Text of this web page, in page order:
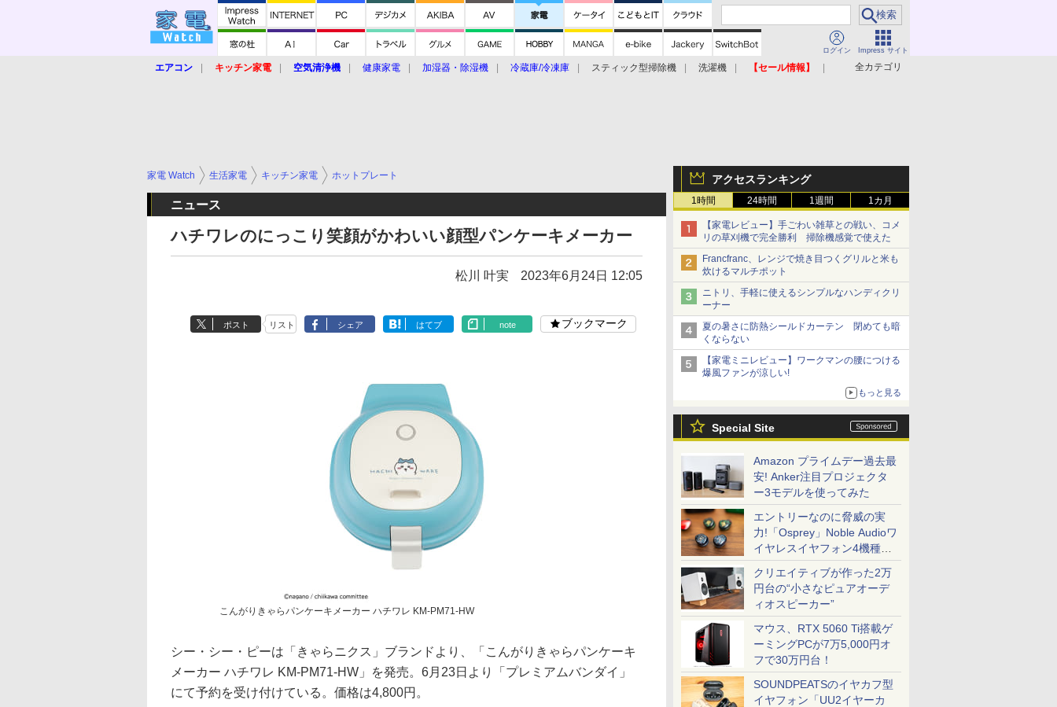
ログイン Impress サイト
全カテゴリ
エアコン キッチン家電 空気清浄機 健康家電 加湿器・除湿機 冷蔵庫/冷凍庫 スティック型掃除機 洗濯機
【セール情報】
アクセスランキング
1時間 24時間 1週間 1カ月
【家電レビュー】手ごわい雑草との戦い、コメ
リの草刈機で完全勝利 掃除機感覚で使えた
Francfranc、レンジで焼き目つくグリルと米も
炊けるマルチポット
ニトリ、手軽に使えるシンプルなハンディクリ
ーナー
夏の暑さに防熱シールドカーテン 閉めても暗
くならない
【家電ミニレビュー】ワークマンの腰につける
爆風ファンが涼しい!
もっと見る
Special Site
Amazon プライムデー過去最
安! Anker注目プロジェクタ
ー3モデルを使ってみた
エントリーなのに脅威の実
力!「Osprey」Noble Audioワ
イヤレスイヤフォン4機種を
一気に聴く
クリエイティブが作った2万
円台の“小さなピュアオーデ
ィオスピーカー”
マウス、RTX 5060 Ti搭載ゲ
ーミングPCが7万5,000円オ
フで30万円台！
SOUNDPEATSのイヤカフ型
イヤフォン「UU2イヤーカ
家電 Watch 生活家電 キッチン家電 ホットプレート
ニュース
ハチワレのにっこり笑顔がかわいい顔型パンケーキメーカー
松川 叶実 2023年6月24日 12:05
ポスト リスト シェア はてブ note ブックマーク
こんがりきゃらパンケーキメーカー ハチワレ KM-PM71-HW
シー・シー・ピーは「きゃらニクス」ブランドより、「こんがりきゃらパンケーキ
メーカー ハチワレ KM-PM71-HW」を発売。6月23日より「プレミアムバンダイ」
にて予約を受け付けている。価格は4,800円。